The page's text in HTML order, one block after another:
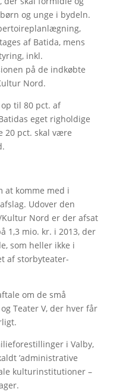
og unge i bydeln.
af Batida, mens
inkl.
på de indkøbte
Nord.
til 80 pct. af
eget righoldige
20 pct. skal være
at komme med i
Udover den
Nord er der afsat
1,3 mio. kr. i 2013, der
som heller ikke i
af storbyteater-
om de små
Teater V, der hver får
i Valby,
’administrative
kulturinstitutioner –